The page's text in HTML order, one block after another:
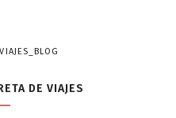
DE VIAJES